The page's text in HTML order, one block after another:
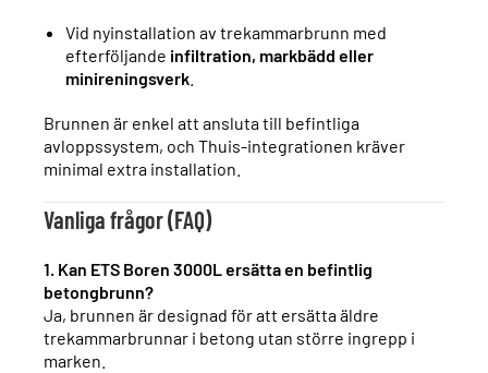
Vid nyinstallation av trekammarbrunn med
efterföljande infiltration, markbädd eller
minireningsverk
Brunnen är enkel att ansluta till befintliga
avloppssystem, och Thuis-integrationen kräver
minimal extra installation.
Vanliga frågor (FAQ)
1. Kan ETS Boren 3000L ersätta en befintlig
betongbrunn?
Ja, brunnen är designad för att ersätta äldre
trekammarbrunnar i betong utan större ingrepp i
marken.